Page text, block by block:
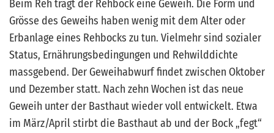
Beim Reh trägt der Rehbock eine Geweih. Die Form und
Grösse des Geweihs haben wenig mit dem Alter oder
Erbanlage eines Rehbocks zu tun. Vielmehr sind sozialer
Status, Ernährungsbedingungen und Rehwilddichte
massgebend. Der Geweihabwurf findet zwischen Oktober
und Dezember statt. Nach zehn Wochen ist das neue
Geweih unter der Basthaut wieder voll entwickelt. Etwa
im März/April stirbt die Basthaut ab und der Bock „fegt“